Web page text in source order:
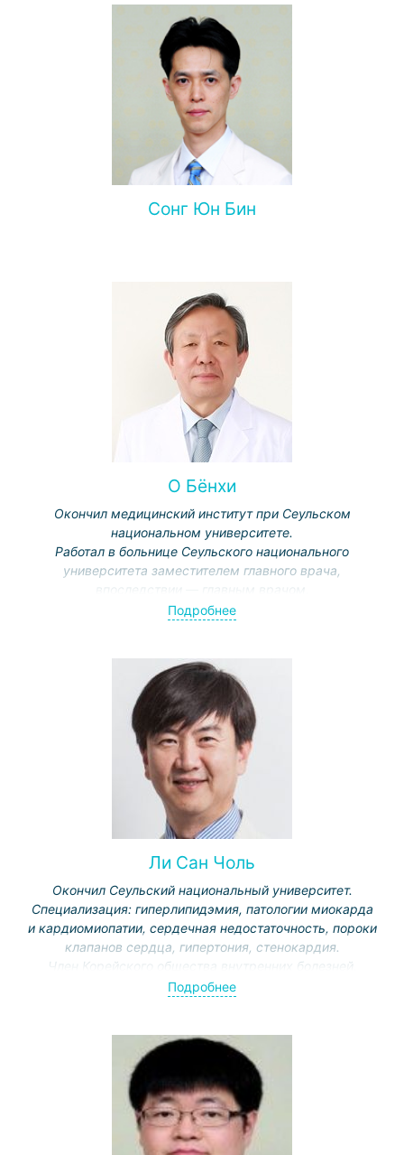
Сонг Юн Бин
О Бёнхи
Окончил медицинский институт при Сеульском
национальном университете.
Работал в больнице Сеульского национального
университета заместителем главного врача,
Специализация: сердечная недостаточность,
Обладатель Президентской награды, национального
ордена «За заслуги», награды «Гордость Кореи» за
вклад в развитие медицинской науки.
Подробнее
Ли Сан Чоль
Окончил Сеульский национальный университет.
Специализация: гиперлипидэмия, патологии миокарда
и кардиомиопатии, сердечная недостаточность, пороки
клапанов сердца, гипертония, стенокардия.
Член Корейского общества внутренних болезней,
изучения кровообращения, эхокардиографии.
Подробнее